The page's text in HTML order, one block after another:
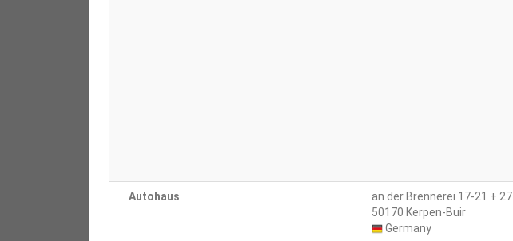
Autohaus
an der Brennerei 17-21 + 27
50170 Kerpen-Buir
Germany